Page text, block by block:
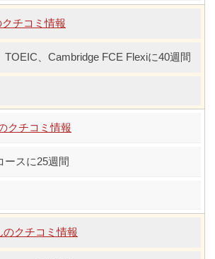
チコミ情報
TOEIC、Cambridge FCE Flexiに40週間
クチコミ情報
ースに25週間
のクチコミ情報